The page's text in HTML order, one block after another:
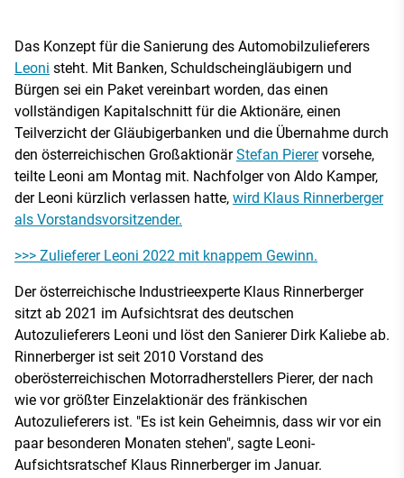
Das Konzept für die Sanierung des Automobilzulieferers
Leoni steht. Mit Banken, Schuldscheingläubigern und
Bürgen sei ein Paket vereinbart worden, das einen
vollständigen Kapitalschnitt für die Aktionäre, einen
Teilverzicht der Gläubigerbanken und die Übernahme durch
den österreichischen GroßaktionärStefan Pierervorsehe,
teilte Leoni am Montag mit. Nachfolger von Aldo Kamper,
der Leoni kürzlich verlassen hatte, wird Klaus Rinnerberger
als Vorstandsvorsitzender.
>>> Zulieferer Leoni 2022 mit knappem Gewinn.
Der österreichische Industrieexperte Klaus Rinnerberger
sitzt ab 2021 im Aufsichtsrat des deutschen
Autozulieferers Leoni und löst den Sanierer Dirk Kaliebe ab.
Rinnerberger ist seit 2010 Vorstand des
oberösterreichischen Motorradherstellers Pierer, der nach
wie vor größter Einzelaktionär des fränkischen
Autozulieferers ist. "Es ist kein Geheimnis, dass wir vor ein
paar besonderen Monaten stehen", sagte Leoni-
Aufsichtsratschef Klaus Rinnerberger im Januar.